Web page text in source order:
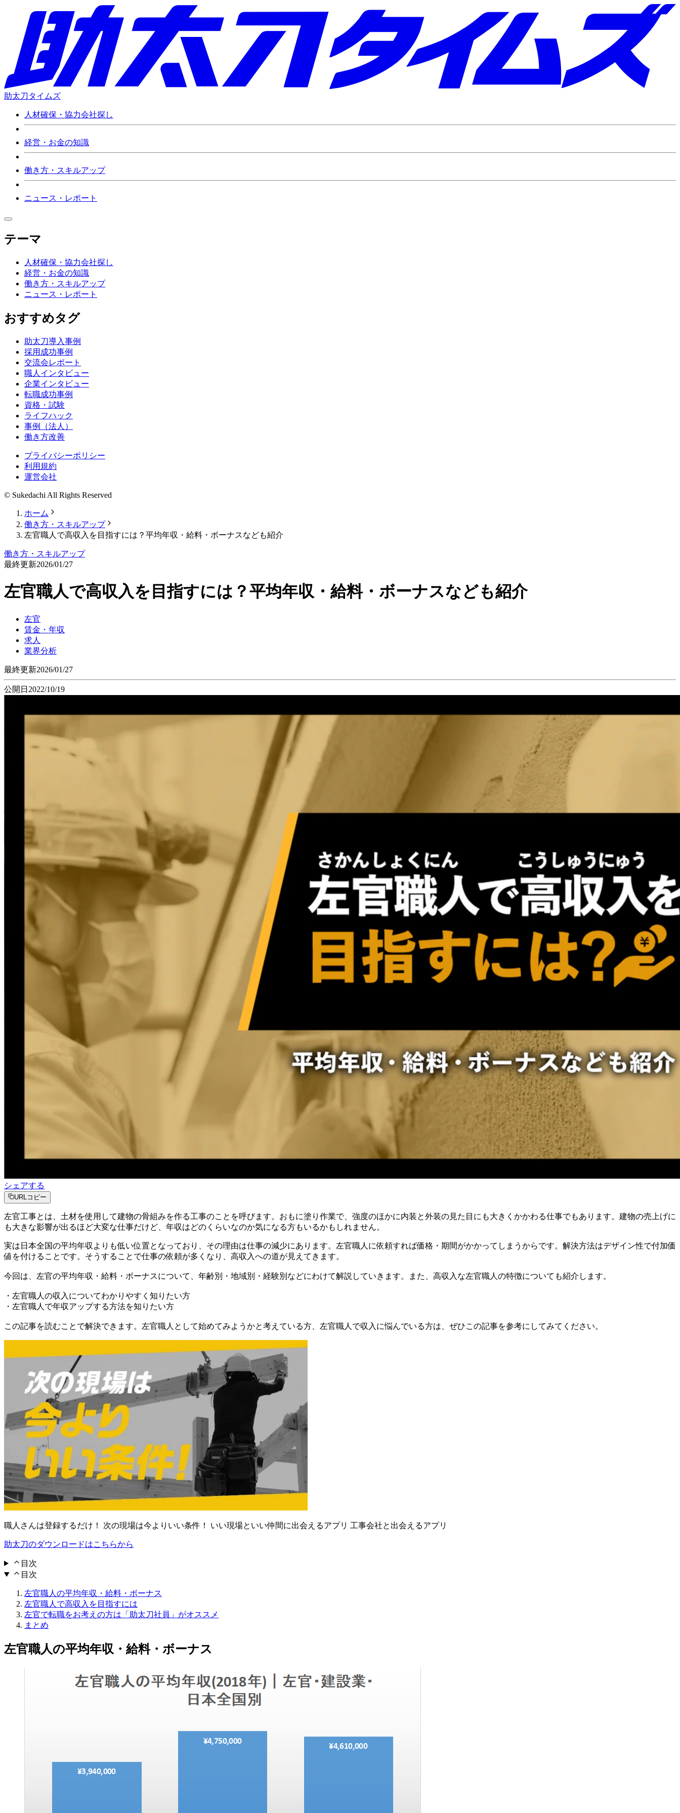
助太刀タイムズ
人材確保・協力会社探し
経営・お金の知識
働き方・スキルアップ
ニュース・レポート
テーマ
人材確保・協力会社探し
経営・お金の知識
働き方・スキルアップ
ニュース・レポート
おすすめタグ
助太刀導入事例
採用成功事例
交流会レポート
職人インタビュー
企業インタビュー
転職成功事例
資格・試験
ライフハック
事例（法人）
働き方改善
プライバシーポリシー
利用規約
運営会社
© Sukedachi All Rights Reserved
ホーム
働き方・スキルアップ
左官職人で高収入を目指すには？平均年収・給料・ボーナスなども紹介
働き方・スキルアップ
最終更新2026/01/27
左官職人で高収入を目指すには？平均年収・給料・ボーナスなども紹介
左官
賃金・年収
求人
業界分析
最終更新2026/01/27
公開日 2022/10/19
シェアする
URLコピー
左官工事とは、土材を使用して建物の骨組みを作る工事のことを呼びます。おもに塗り作業で、強度のほかに内装と外装の見た目にも大きくかかわる仕事でもあります。建物の売上げに
も大きな影響が出るほど大変な仕事だけど、年収はどのくらいなのか気になる方もいるかもしれません。
実は日本全国の平均年収よりも低い位置となっており、その理由は仕事の減少にあります。左官職人に依頼すれば価格・期間がかかってしまうからです。解決方法はデザイン性で付加価
値を付けることです。そうすることで仕事の依頼が多くなり、高収入への道が見えてきます。
今回は、左官の平均年収・給料・ボーナスについて、年齢別・地域別・経験別などにわけて解説していきます。また、高収入な左官職人の特徴についても紹介します。
・左官職人の収入についてわかりやすく知りたい方
・左官職人で年収アップする方法を知りたい方
この記事を読むことで解決できます。左官職人として始めてみようかと考えている方、左官職人で収入に悩んでいる方は、ぜひこの記事を参考にしてみてください。
職人さんは登録するだけ！ 次の現場は今よりいい条件！ いい現場といい仲間に出会えるアプリ 工事会社と出会えるアプリ
助太刀のダウンロードはこちらから
目次
目次
左官職人の平均年収・給料・ボーナス
左官職人で高収入を目指すには
左官で転職をお考えの方は「助太刀社員」がオススメ
まとめ
左官職人の平均年収・給料・ボーナス